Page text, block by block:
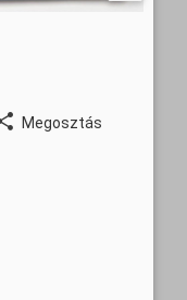
Megosztás